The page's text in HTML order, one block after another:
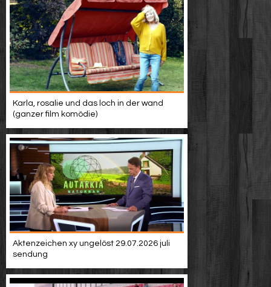
Karla, rosalie und das loch in der wand
(ganzer film komödie)
Aktenzeichen xy ungelöst 29.07.2026 juli
sendung